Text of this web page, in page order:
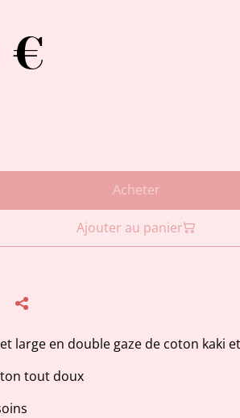
€
Acheter
Ajouter au panier
large en double gaze de coton kaki
tout doux